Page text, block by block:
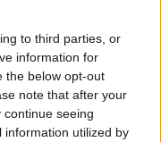
to third parties, or
information for
the below opt-out
note that after your
seeing
information utilized by